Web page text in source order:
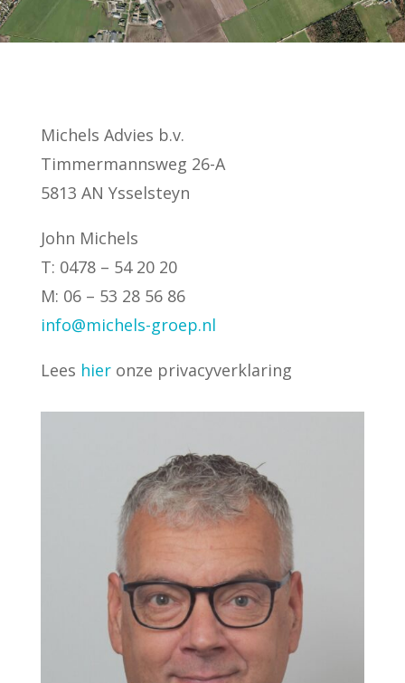
Michels Advies b.v.
Timmermannsweg 26-A
5813 AN Ysselsteyn
John Michels
T: 0478 – 54 20 20
M: 06 – 53 28 56 86
info@michels-groep.nl
Lees hier onze privacyverklaring